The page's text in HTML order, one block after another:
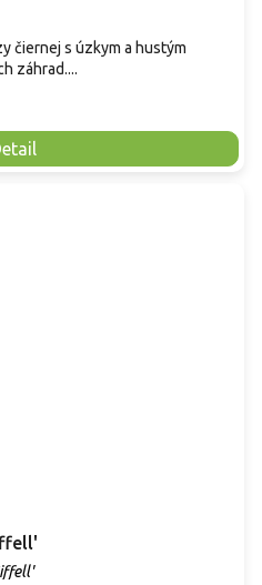
čiernej s úzkym a hustým
záhrad....